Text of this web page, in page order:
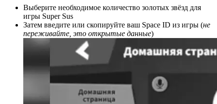
Выберите необходимое количество золотых звёзд для
игры Super Sus
Затем введите или скопируйте ваш Space ID из игры (не
переживайте, это открытые данные)